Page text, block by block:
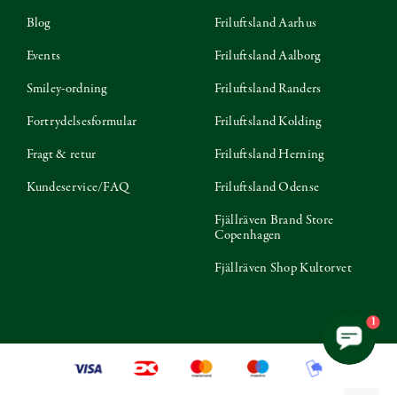
Blog
Events
Smiley-ordning
Fortrydelsesformular
Fragt & retur
Kundeservice/FAQ
Friluftsland Aarhus
Friluftsland Aalborg
Friluftsland Randers
Friluftsland Kolding
Friluftsland Herning
Friluftsland Odense
Fjällräven Brand Store
Copenhagen
Fjällräven Shop Kultorvet
1